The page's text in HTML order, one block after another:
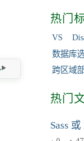
热门
VS
数据库
跨区域
热门